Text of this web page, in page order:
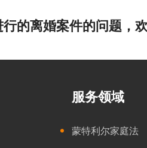
的离婚案件的问题，
服务领域
蒙特利尔家庭法